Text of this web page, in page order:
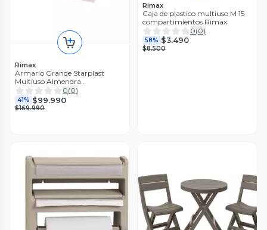
Rimax
Armario Grande Starplast
Multiuso Almendra
67x39x163CM Rimax
0(0)
41% $99.990
$169.990
Rimax
Caja de plastico multiuso M 15
compartimientos Rimax
0(0)
58% $3.490
$8.500